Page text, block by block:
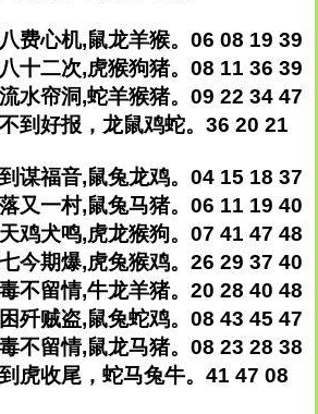
费心机,鼠龙羊猴。06 08 19 39
十二次,虎猴狗猪。08 11 36 39
水帘洞,蛇羊猴猪。09 22 34 47
到好报，龙鼠鸡蛇。36 20 21
谋福音,鼠兔龙鸡。04 15 18 37
又一村,鼠兔马猪。06 11 19 40
鸡犬鸣,虎龙猴狗。07 41 47 48
今期爆,虎兔猴鸡。26 29 37 40
不留情,牛龙羊猪。20 28 40 48
歼贼盗,鼠兔蛇鸡。08 43 45 47
不留情,鼠龙马猪。08 23 28 38
虎收尾，蛇马兔牛。41 47 08